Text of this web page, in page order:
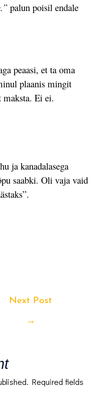
palun poisil endale
peaasi, et ta oma
plaanis mingit
maksta. Ei ei.
ja kanadalasega
saabki. Oli vaja vaid
Next Post
→
Required fields